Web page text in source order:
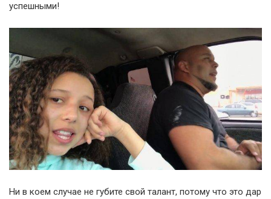
успешными!
Ни в коем случае не губите свой талант, потому что это дар